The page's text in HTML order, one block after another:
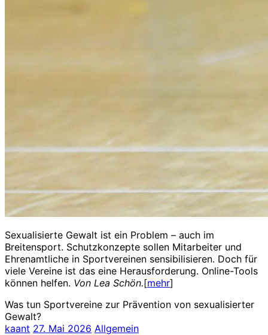
Sexualisierte Gewalt ist ein Problem – auch im
Breitensport. Schutzkonzepte sollen Mitarbeiter und
Ehrenamtliche in Sportvereinen sensibilisieren. Doch für
viele Vereine ist das eine Herausforderung. Online-Tools
können helfen. Von Lea Schön.[mehr]
Was tun Sportvereine zur Prävention von sexualisierter
Gewalt?
kaant 27. Mai 2026 Allgemein